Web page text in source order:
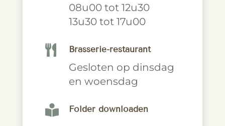
08u00 tot 12u30
13u30 tot 17u00
 Brasserie-restaurant
Gesloten op dinsdag
en woensdag
 Folder downloaden